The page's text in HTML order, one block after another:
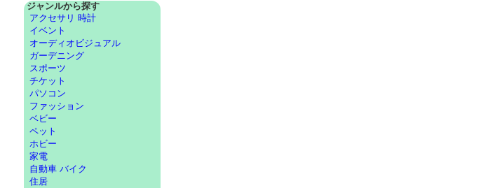
ジャンルから探す
アクセサリ 時計
イベント
オーディオビジュアル
ガーデニング
スポーツ
チケット
パソコン
ファッション
ベビー
ペット
ホビー
家電
自動車 バイク
住居